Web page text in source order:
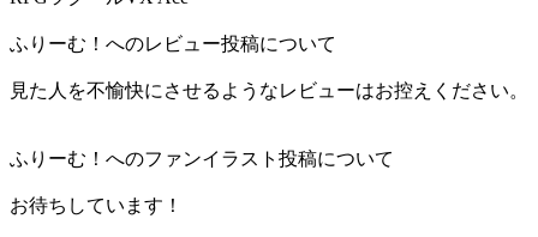
ふりーむ！へのレビュー投稿について
見た人を不愉快にさせるようなレビューはお控えください。
ふりーむ！へのファンイラスト投稿について
お待ちしています！